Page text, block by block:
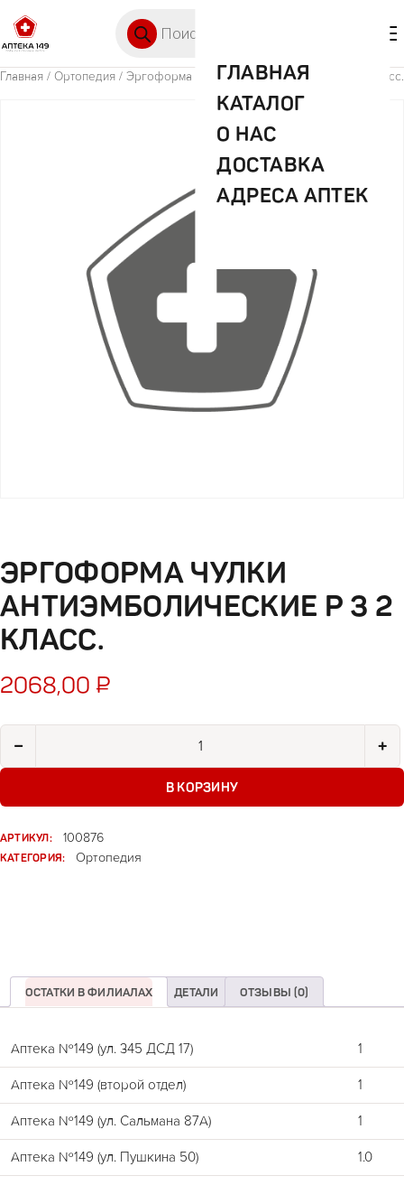
ГЛАВНАЯ
КАТАЛОГ
О НАС
ДОСТАВКА
АДРЕСА АПТЕК
Главная / Ортопедия / Эргоформа чулки антиэмболические р 3 2 класс.
ЭРГОФОРМА ЧУЛКИ
АНТИЭМБОЛИЧЕСКИЕ Р 3 2
КЛАСС.
2068,00 ₽
− +
В КОРЗИНУ
АРТИКУЛ:
100876
КАТЕГОРИЯ:
Ортопедия
ОСТАТКИ В ФИЛИАЛАХ ДЕТАЛИ ОТЗЫВЫ (0)
Аптека №149 (ул. 345 ДСД 17) 1
Аптека №149 (второй отдел) 1
Аптека №149 (ул. Сальмана 87А) 1
Аптека №149 (ул. Пушкина 50) 1.0